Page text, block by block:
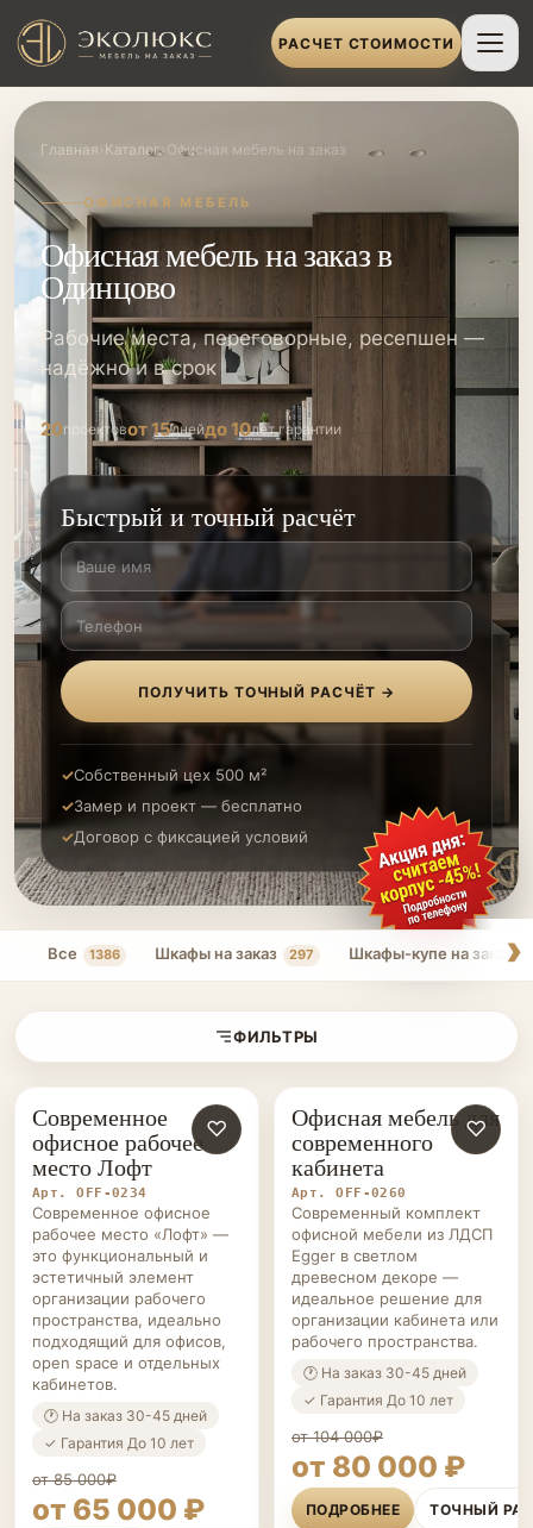
РАСЧЕТ СТОИМОСТИ
Главная Каталог› Офисная мебель на заказ
ОФИСНАЯ МЕБЕЛЬ
Офисная мебель на заказ в
Одинцово
Рабочие места, переговорные, ресепшен —
надёжно и в срок
20проектовот 15днейдо 10лет гарантии
Быстрый и точный расчёт
ПОЛУЧИТЬ ТОЧНЫЙ РАСЧЁТ →
Собственный цех 500 м²
Замер и проект — бесплатно
Договор с фиксацией условий
Все 1386 Шкафы на заказ 297 Шкафы-купе на заказ
ФИЛЬТРЫ
ОФИСНАЯ
МЕБЕЛЬ НА ЗАКАЗ
♡
Современное
офисное рабочее
место Лофт
Арт. OFF-0234
Современное офисное
рабочее место «Лофт» —
это функциональный и
эстетичный элемент
организации рабочего
пространства, идеально
подходящий для офисов,
open space и отдельных
кабинетов.
🕐 На заказ 30-45 дней
✓ Гарантия До 10 лет
от 85 000₽
от 65 000 ₽
ОФИСНАЯ
МЕБЕЛЬ НА ЗАКАЗ
♡
Офисная мебель для
современного
кабинета
Арт. OFF-0260
Современный комплект
офисной мебели из ЛДСП
Egger в светлом
древесном декоре —
идеальное решение для
организации кабинета или
рабочего пространства.
🕐 На заказ 30-45 дней
✓ Гарантия До 10 лет
от 104 000₽
от 80 000 ₽
ПОДРОБНЕЕ ТОЧНЫЙ